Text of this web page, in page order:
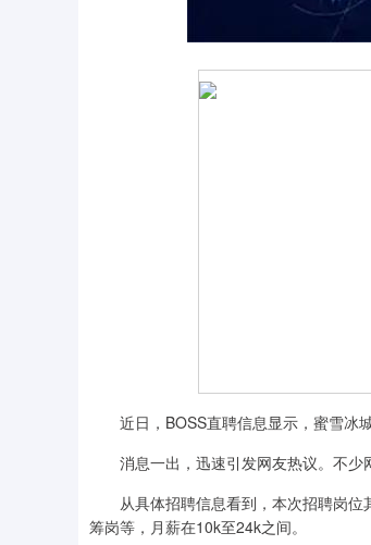
近日，BOSS直聘信息显示，蜜雪冰城
消息一出，迅速引发网友热议。不少
从具体招聘信息看到，本次招聘岗位
筹岗等，月薪在10k至24k之间。
14311.01